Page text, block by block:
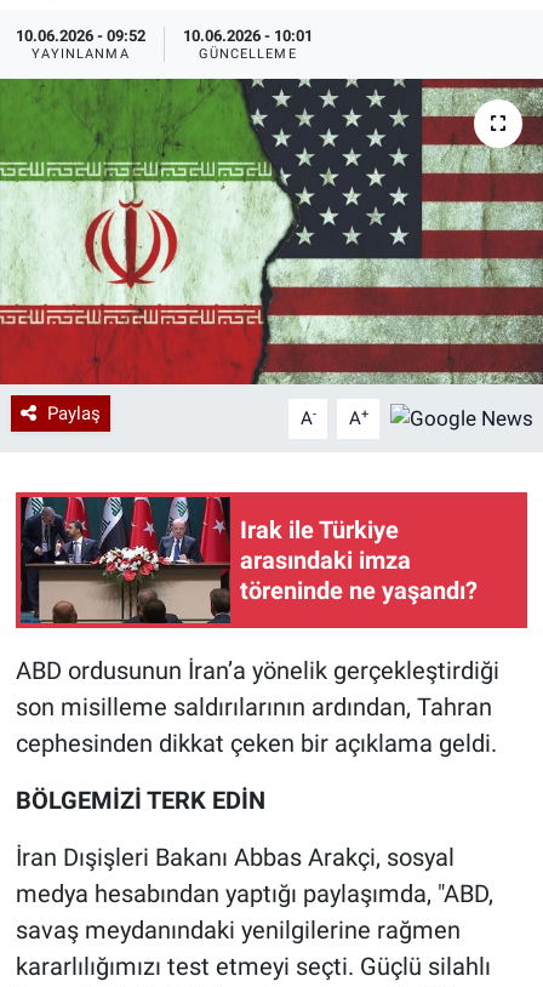
10.06.2026 - 09:52
YAYINLANMA
10.06.2026 - 10:01
GÜNCELLEME
Paylaş A- A+
Irak ile Türkiye
arasındaki imza
töreninde ne yaşandı?
ABD ordusunun İran’a yönelik gerçekleştirdiği
son misilleme saldırılarının ardından, Tahran
cephesinden dikkat çeken bir açıklama geldi.
BÖLGEMİZİ TERK EDİN
İran Dışişleri Bakanı Abbas Arakçi, sosyal
medya hesabından yaptığı paylaşımda, "ABD,
savaş meydanındaki yenilgilerine rağmen
kararlılığımızı test etmeyi seçti. Güçlü silahlı
Yazarlar
Medya
Özel Haberler
Kadın
Erişim Bilgileri
Sağlık
Teknoloji